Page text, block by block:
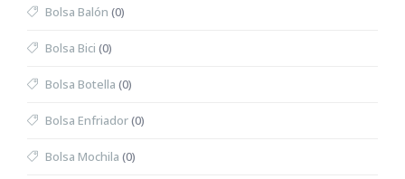
Bolsa Balón (0)
Bolsa Bici (0)
Bolsa Botella (0)
Bolsa Enfriador(0)
Bolsa Mochila (0)